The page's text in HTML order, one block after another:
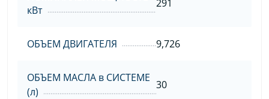
кВт
291
ОБЪЕМ ДВИГАТЕЛЯ 9,726
ОБЪЕМ МАСЛА в СИСТЕМЕ
(л)
30